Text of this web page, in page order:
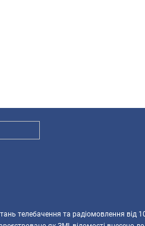
телебачення та радіомовлення від